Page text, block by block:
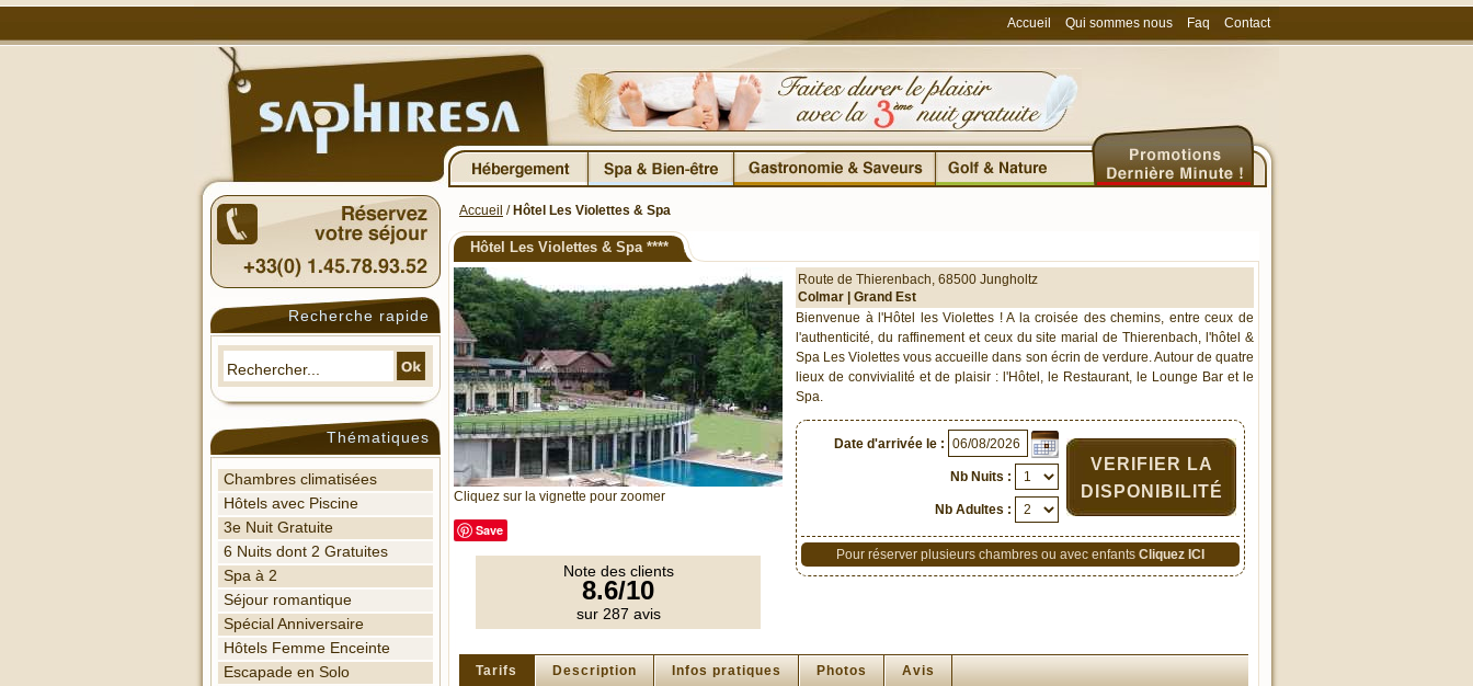
Accueil Qui sommes nous Faq Contact
Accueil / Hôtel Les Violettes & Spa
Hôtel Les Violettes & Spa ****
Route de Thierenbach, 68500 Jungholtz
Colmar | Grand Est
Bienvenue à l'Hôtel les Violettes ! A la croisée des chemins, entre ceux de
l'authenticité, du raffinement et ceux du site marial de Thierenbach, l'hôtel &
Spa Les Violettes vous accueille dans son écrin de verdure. Autour de quatre
lieux de convivialité et de plaisir : l'Hôtel, le Restaurant, le Lounge Bar et le
Spa.
Date d'arrivée le :
Nb Nuits :
Nb Adultes :
VERIFIER LA
DISPONIBILITÉ
Pour réserver plusieurs chambres ou avec enfants Cliquez ICI
Cliquez sur la vignette pour zoomer
Save
Note des clients
8.6/10
sur 287 avis
Tarifs Description Infos pratiques Photos Avis
Recherche rapide
Thématiques
Chambres climatisées
Hôtels avec Piscine
3e Nuit Gratuite
6 Nuits dont 2 Gratuites
Spa à 2
Séjour romantique
Spécial Anniversaire
Hôtels Femme Enceinte
Escapade en Solo